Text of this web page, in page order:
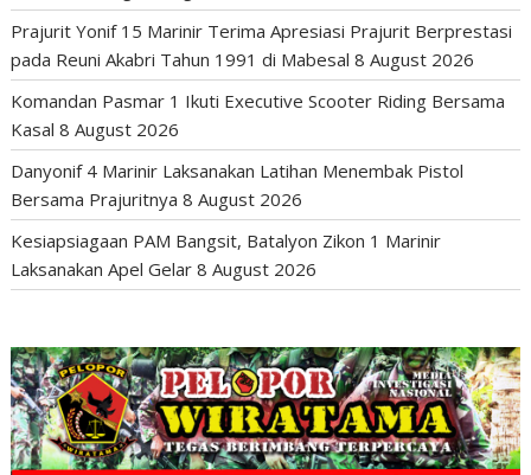
Prajurit Yonif 15 Marinir Terima Apresiasi Prajurit Berprestasi
pada Reuni Akabri Tahun 1991 di Mabesal 8 August 2026
Komandan Pasmar 1 Ikuti Executive Scooter Riding Bersama
Kasal 8 August 2026
Danyonif 4 Marinir Laksanakan Latihan Menembak Pistol
Bersama Prajuritnya 8 August 2026
Kesiapsiagaan PAM Bangsit, Batalyon Zikon 1 Marinir
Laksanakan Apel Gelar 8 August 2026